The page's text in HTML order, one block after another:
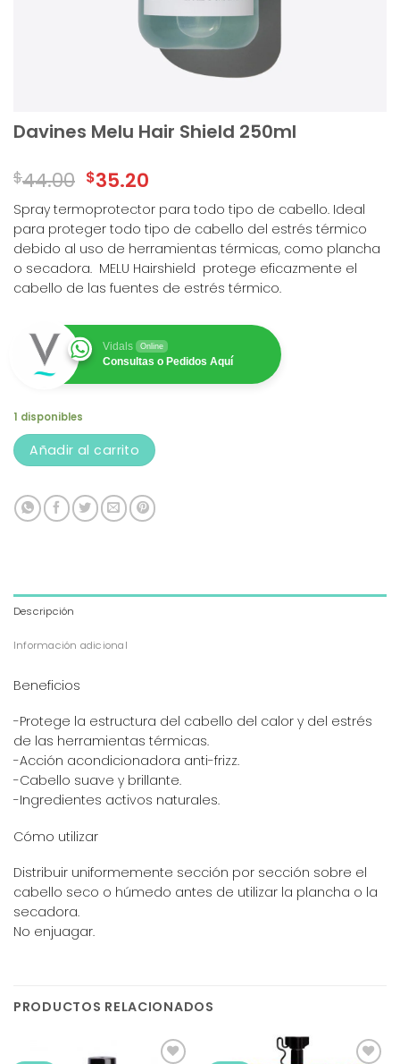
Davines Melu Hair Shield 250ml
$44.00 $35.20
Spray termoprotector para todo tipo de cabello. Ideal
para proteger todo tipo de cabello del estrés térmico
debido al uso de herramientas térmicas, como plancha
o secadora. MELU Hairshield protege eficazmente el
cabello de las fuentes de estrés térmico.
Vidals Online
Consultas o Pedidos Aquí
1 disponibles
Añadir al carrito
Descripción
Información adicional
Beneficios
-Protege la estructura del cabello del calor y del estrés
de las herramientas térmicas.
-Acción acondicionadora anti-frizz.
-Cabello suave y brillante.
-Ingredientes activos naturales.
Cómo utilizar
Distribuir uniformemente sección por sección sobre el
cabello seco o húmedo antes de utilizar la plancha o la
secadora.
No enjuagar.
PRODUCTOS RELACIONADOS